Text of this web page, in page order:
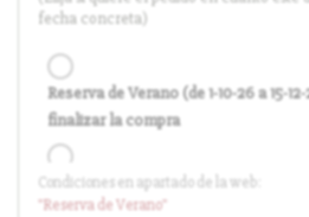
fecha concreta)
Reserva de Verano (de 1-10-26 a 15-
finalizar la compra
Entrega en cuanto el pedido esté
Condiciones en apartado de la web:
"Reservade Verano"